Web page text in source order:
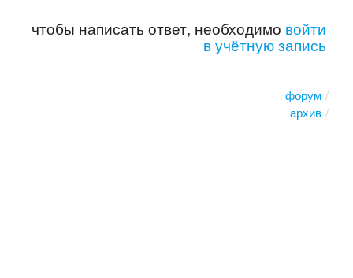
чтобы написать ответ, необходимо войти
в учётную запись
форум
архив